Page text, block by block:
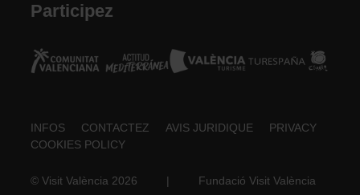
Participez
Footer
about
INFOS CONTACTEZ AVIS JURIDIQUE
PRIVACY
COOKIES POLICY
© Visit València 2026 | Fundació Visit València